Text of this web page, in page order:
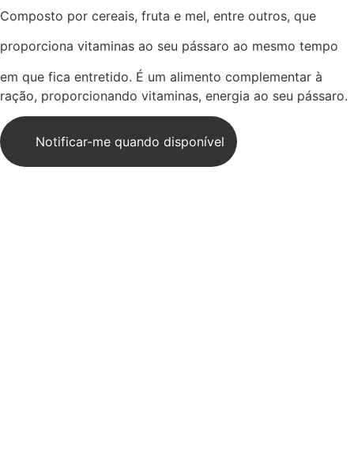
Composto por cereais, fruta e mel, entre outros, que
proporciona vitaminas ao seu pássaro ao mesmo tempo
em que fica entretido. É um alimento complementar à
ração, proporcionando vitaminas, energia ao seu pássaro.
Notificar-me quando disponível